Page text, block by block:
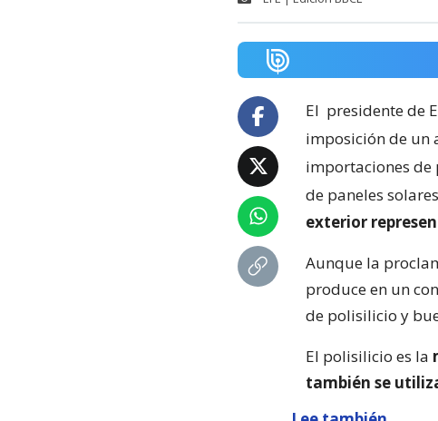
El presidente de
imposición de un
importaciones de
de paneles
exterior
Aunque la
produce en un
de polisilicio y
El polisilicio es la
también se